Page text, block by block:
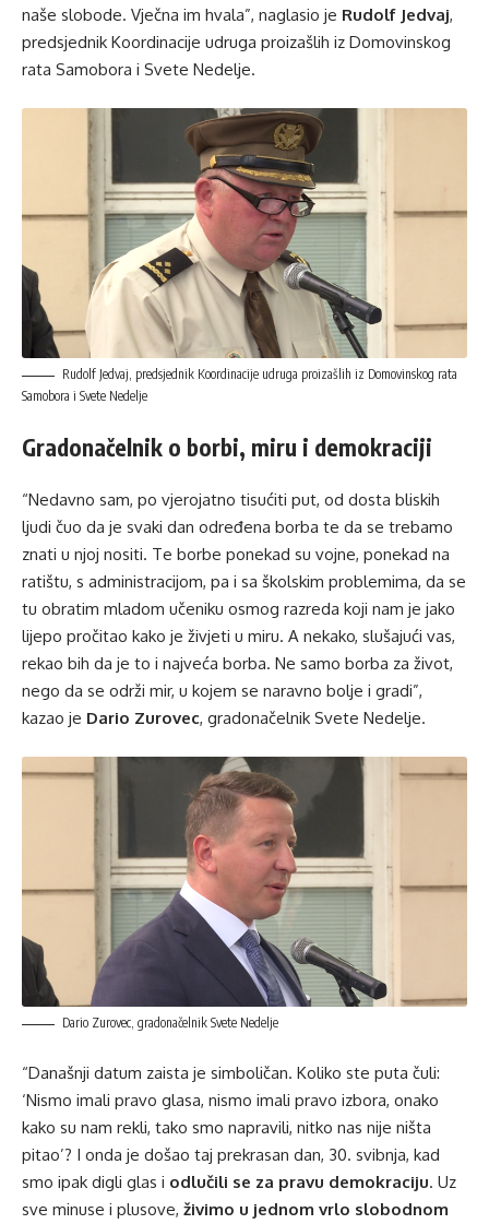
naše slobode. Vječna im hvala”, naglasio je Rudolf Jedvaj,
predsjednik Koordinacije udruga proizašlih iz Domovinskog
rata Samobora i Svete Nedelje.
Rudolf Jedvaj, predsjednik Koordinacije udruga proizašlih iz Domovinskog rata
Samobora i Svete Nedelje
Gradonačelnik o borbi, miru i demokraciji
“Nedavno sam, po vjerojatno tisućiti put, od dosta bliskih
ljudi čuo da je svaki dan određena borba te da se trebamo
znati u njoj nositi. Te borbe ponekad su vojne, ponekad na
ratištu, s administracijom, pa i sa školskim problemima, da se
tu obratim mladom učeniku osmog razreda koji nam je jako
lijepo pročitao kako je živjeti u miru. A nekako, slušajući vas,
rekao bih da je to i najveća borba. Ne samo borba za život,
nego da se održi mir, u kojem se naravno bolje i gradi”,
kazao je Dario Zurovec, gradonačelnik Svete Nedelje.
Dario Zurovec, gradonačelnik Svete Nedelje
“Današnji datum zaista je simboličan. Koliko ste puta čuli:
‘Nismo imali pravo glasa, nismo imali pravo izbora, onako
kako su nam rekli, tako smo napravili, nitko nas nije ništa
pitao’? I onda je došao taj prekrasan dan, 30. svibnja, kad
smo ipak digli glas i odlučili se za pravu demokraciju. Uz
sve minuse i plusove, živimo u jednom vrlo slobodnom